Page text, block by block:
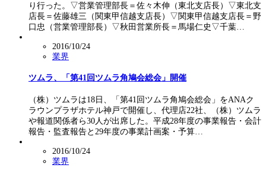
り行った。▽営業管理部長＝佐々木伸（東北支店長）▽東北支
店長＝佐藤雄三（関東甲信越支店長）▽関東甲信越支店長＝野
口忠（営業管理部長）▽秋田営業所長＝馬場仁史▽千葉…
2016/10/24
業界
ツムラ、「第41回ツムラ角鳩会総会」開催
（株）ツムラは18日、「第41回ツムラ角鳩会総会」をANAク
ラウンプラザホテル神戸で開催し、代理店22社、（株）ツムラ
や報道関係者ら30人が出席した。平成28年度の事業報告・会計
報告・監査報告と29年度の事業計画案・予算…
2016/10/24
業界